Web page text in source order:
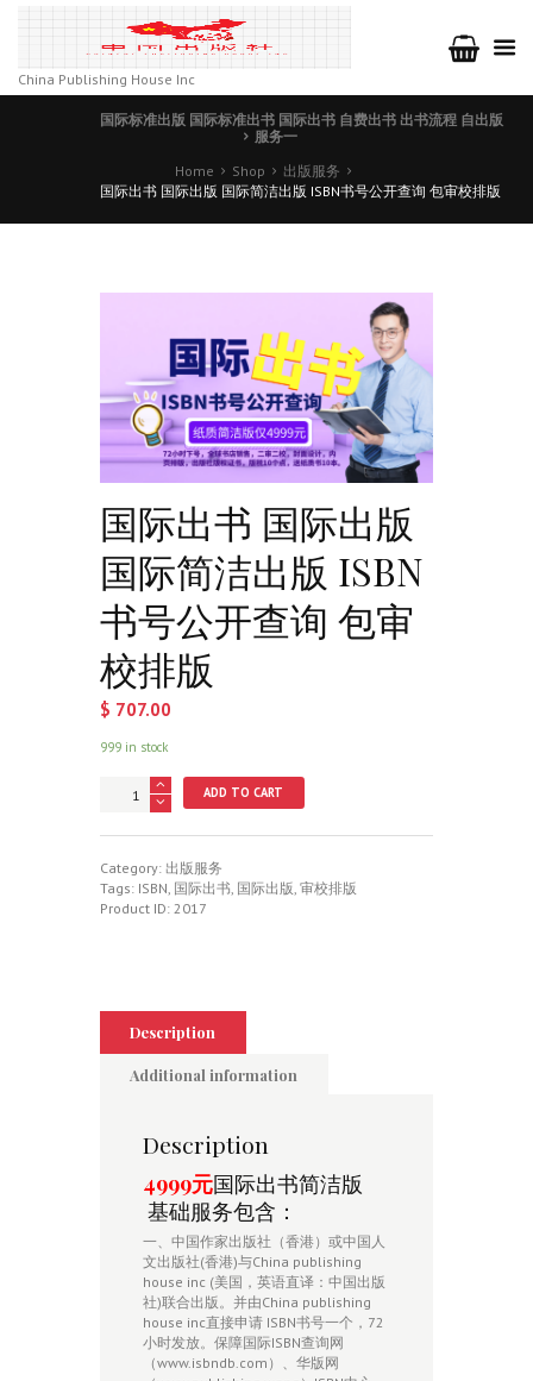
China Publishing House Inc
国际标准出版 国际标准出书 国际出书 自费出书 出书流程 自出版
服务一
Home
Shop
出版服务
国际出书 国际出版 国际简洁出版 ISBN书号公开查询 包审校排版
国际出书 国际出版
国际简洁出版 ISBN
书号公开查询 包审
校排版
$ 707.00
999 in stock
国
际
出
洁
quantity
ADD TO CART
Category: 出版服务
Tags: ISBN 国际出书 国际出版 审校排版
Product ID: 2017
Description
Additional information
Description
4999元国际出书简洁版
基础服务包含：
一、中国作家出版社（香港）或中国人
文出版社(香港)与China publishing
house inc (美国，英语直译：中国出版
社)联合出版。并由China publishing
house inc直接申请 ISBN书号一个，72
小时发放。保障国际ISBN查询网
（www.isbndb.com）、华版网